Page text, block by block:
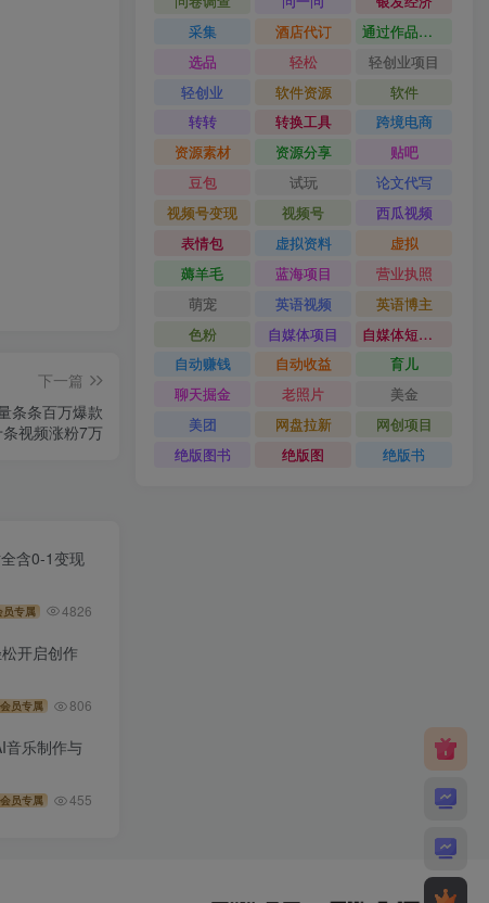
下一篇
条条百万爆款
视频涨粉7万
含0-1变现
员专属 4826
开启创作
会员专属 806
音乐制作与
会员专属 455
采集
酒店代订
通过作品流量
选品
轻松
轻创业项目
轻创业
软件资源
软件
转转
转换工具
跨境电商
资源素材
资源分享
贴吧
豆包
试玩
论文代写
视频号变现
视频号
西瓜视频
表情包
虚拟资料
虚拟
薅羊毛
蓝海项目
营业执照
萌宠
英语视频
英语博主
色粉
自媒体项目
自媒体短视频
自动赚钱
自动收益
育儿
聊天掘金
老照片
美金
美团
网盘拉新
网创项目
绝版图书
绝版图 绝版书